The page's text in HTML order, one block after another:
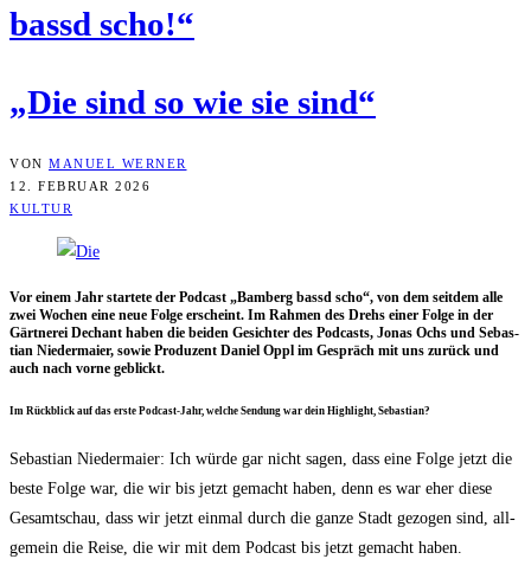
bassd scho!“
„Die sind so wie sie sind“
VON MANUEL WERNER
12. FEBRUAR 2026
KULTUR
Vor einem Jahr star­te­te der Pod­cast „Bam­berg bassd scho“, von dem seit­dem alle
zwei Wochen eine neue Fol­ge erscheint. Im Rah­men des Drehs einer Fol­ge in der
Gärt­ne­rei Dechant haben die bei­den Gesich­ter des Pod­casts, Jonas Ochs und Sebas­
ti­an Nie­der­mai­er, sowie Pro­du­zent Dani­el Oppl im Gespräch mit uns zurück und
auch nach vor­ne geblickt.
Im Rück­blick auf das ers­te Pod­cast-Jahr, wel­che Sen­dung war dein High­light, Sebastian?
Sebas­ti­an Nie­der­mai­er: Ich wür­de gar nicht sagen, dass eine Fol­ge jetzt die
bes­te Fol­ge war, die wir bis jetzt gemacht haben, denn es war eher die­se
Gesamt­schau, dass wir jetzt ein­mal durch die gan­ze Stadt gezo­gen sind, all­
ge­mein die Rei­se, die wir mit dem Pod­cast bis jetzt gemacht haben.